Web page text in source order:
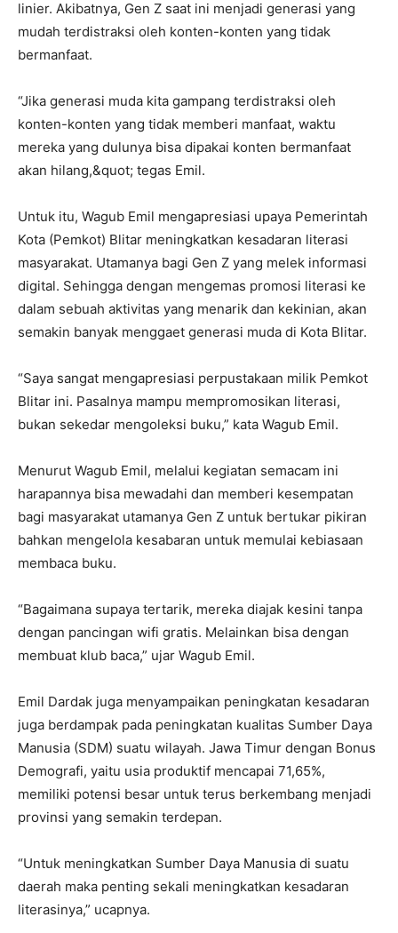
linier. Akibatnya, Gen Z saat ini menjadi generasi yang
mudah terdistraksi oleh konten-konten yang tidak
bermanfaat.
“Jika generasi muda kita gampang terdistraksi oleh
konten-konten yang tidak memberi manfaat, waktu
mereka yang dulunya bisa dipakai konten bermanfaat
akan hilang,&quot; tegas Emil.
Untuk itu, Wagub Emil mengapresiasi upaya Pemerintah
Kota (Pemkot) Blitar meningkatkan kesadaran literasi
masyarakat. Utamanya bagi Gen Z yang melek informasi
digital. Sehingga dengan mengemas promosi literasi ke
dalam sebuah aktivitas yang menarik dan kekinian, akan
semakin banyak menggaet generasi muda di Kota Blitar.
“Saya sangat mengapresiasi perpustakaan milik Pemkot
Blitar ini. Pasalnya mampu mempromosikan literasi,
bukan sekedar mengoleksi buku,” kata Wagub Emil.
Menurut Wagub Emil, melalui kegiatan semacam ini
harapannya bisa mewadahi dan memberi kesempatan
bagi masyarakat utamanya Gen Z untuk bertukar pikiran
bahkan mengelola kesabaran untuk memulai kebiasaan
membaca buku.
“Bagaimana supaya tertarik, mereka diajak kesini tanpa
dengan pancingan wifi gratis. Melainkan bisa dengan
membuat klub baca,” ujar Wagub Emil.
Emil Dardak juga menyampaikan peningkatan kesadaran
juga berdampak pada peningkatan kualitas Sumber Daya
Manusia (SDM) suatu wilayah. Jawa Timur dengan Bonus
Demografi, yaitu usia produktif mencapai 71,65%,
memiliki potensi besar untuk terus berkembang menjadi
provinsi yang semakin terdepan.
“Untuk meningkatkan Sumber Daya Manusia di suatu
daerah maka penting sekali meningkatkan kesadaran
literasinya,” ucapnya.